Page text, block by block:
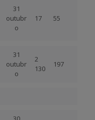
31
outubr
o
17 55
31
outubr
o
2
130
197